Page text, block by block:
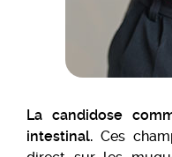
La candidose
intestinal. Ces